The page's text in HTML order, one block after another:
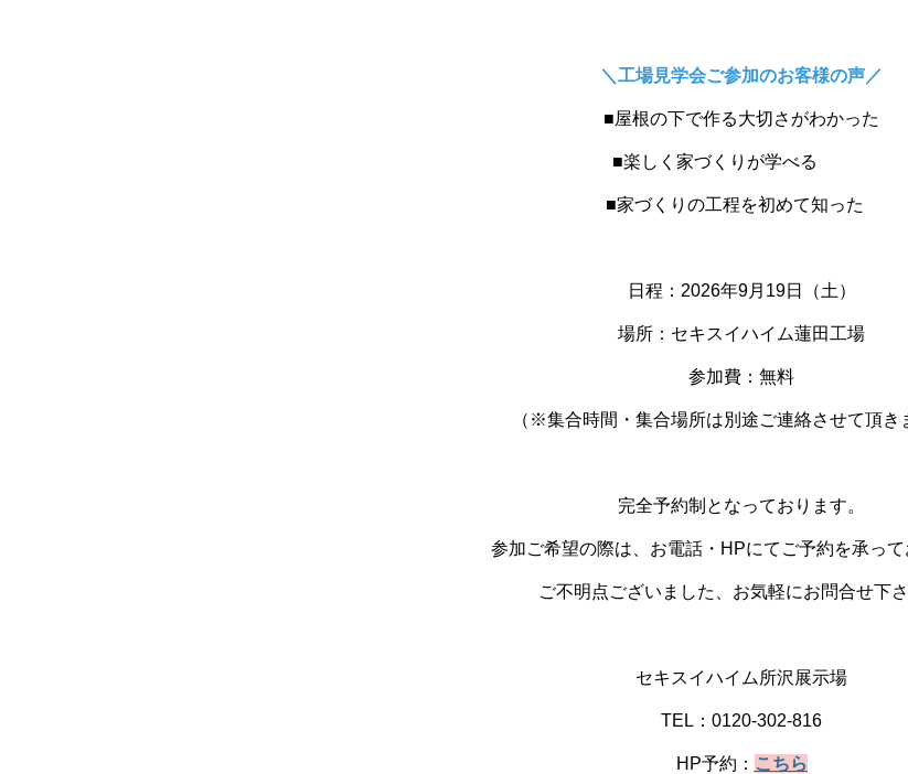
＼工場見学会ご参加のお客様の声／
■屋根の下で作る大切さがわかった
■楽しく家づくりが学べる
■家づくりの工程を初めて知った
日程：2026年9月19日（土）
場所：セキスイハイム蓮田工場
参加費：無料
（※集合時間・集合場所は別途ご連絡させて頂き
完全予約制となっております。
参加ご希望の際は、お電話・HPにてご予約を承って
ご不明点ございました、お気軽にお問合せ下さ
セキスイハイム所沢展示場
TEL：0120-302-816
HP予約： こちら